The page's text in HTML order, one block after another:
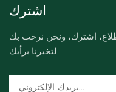
اشترك
اشترك، ونحن نرحب بك
لتخبرنا برأيك.